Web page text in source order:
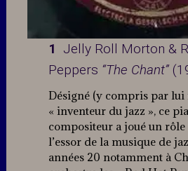
1
Jelly Roll Morton &
Peppers “The Chant”
Désigné (y compris par lui
« inventeur du jazz », ce
compositeur a joué un
l’essor de la musique de
années 20 notamment à